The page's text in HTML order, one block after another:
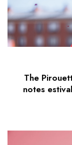
The
notes